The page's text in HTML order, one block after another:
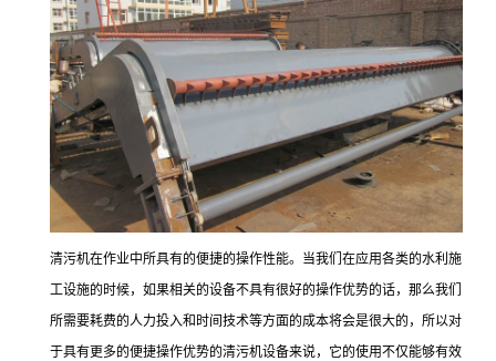
清污机在作业中所具有的便捷的操作性能。当我们在应用各类的水利施
工设施的时候，如果相关的设备不具有很好的操作优势的话，那么我们
所需要耗费的人力投入和时间技术等方面的成本将会是很大的，所以对
于具有更多的便捷操作优势的清污机设备来说，它的使用不仅能够有效